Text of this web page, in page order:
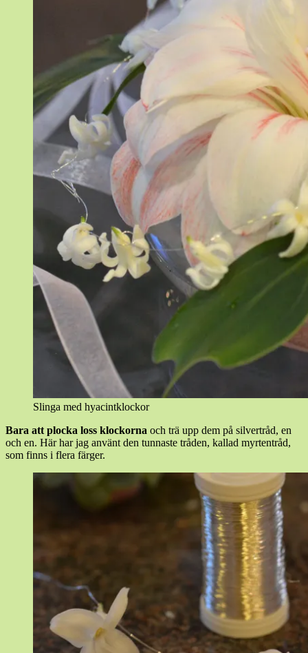
Slinga med hyacintklockor
Bara att plocka loss klockorna och trä upp dem på silvertråd, en
och en. Här har jag använt den tunnaste tråden, kallad myrtentråd,
som finns i flera färger.